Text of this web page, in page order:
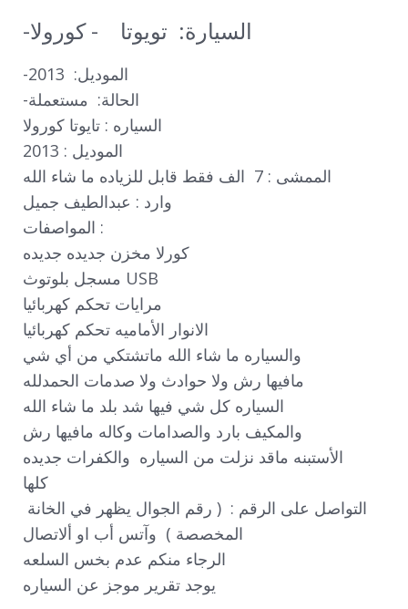
-الموديل:  2013
-الحالة:  مستعملة
السياره : تايوتا كورولا
الموديل : 2013
الممشى : 7  الف فقط قابل للزياده ما شاء الله
وارد : عبدالطيف جميل
المواصفات :
كورلا مخزن جديده جديده
مسجل بلوتوث USB
مرايات تحكم كهربائيا
الانوار الأماميه تحكم كهربائيا
والسياره ما شاء الله ماتشتكي من أي شي
مافيها رش ولا حوادث ولا صدمات الحمدلله
السياره كل شي فيها شد بلد ما شاء الله
والمكيف بارد والصدامات وكاله مافيها رش
الأستبنه ماقد نزلت من السياره  والكفرات جديده
كلها
المخصصة )  وآتس أب او ألاتصال
الرجاء منكم عدم بخس السلعه
يوجد تقرير موجز عن السياره